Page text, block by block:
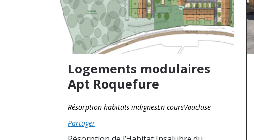
Logements modulaires
Apt Roquefure
Résorption habitats indignesEn coursVaucluse
Partager